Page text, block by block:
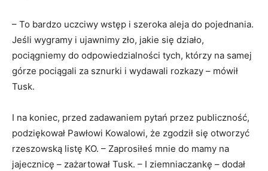
– To bardzo uczciwy wstęp i szeroka aleja do pojednania.
Jeśli wygramy i ujawnimy zło, jakie się działo,
pociągniemy do odpowiedzialności tych, którzy na samej
górze pociągali za sznurki i wydawali rozkazy – mówił
Tusk.
I na koniec, przed zadawaniem pytań przez publiczność,
podziękował Pawłowi Kowalowi, że zgodził się otworzyć
rzeszowską listę KO. – Zaprosiłeś mnie do mamy na
jajecznicę – zażartował Tusk. – I ziemniaczankę – dodał